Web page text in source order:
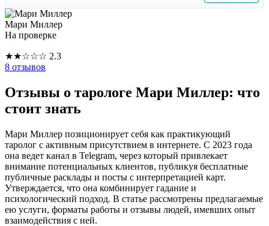
Мари Миллер
На проверке
★★☆☆☆ 2.3
8 отзывов
Отзывы о тарологе Мари Миллер: что
стоит знать
Мари Миллер позиционирует себя как практикующий
таролог с активным присутствием в интернете. С 2023 года
она ведет канал в Telegram, через который привлекает
внимание потенциальных клиентов, публикуя бесплатные
публичные расклады и посты с интерпретацией карт.
Утверждается, что она комбинирует гадание и
психологический подход. В статье рассмотрены предлагаемые
ею услуги, форматы работы и отзывы людей, имевших опыт
взаимодействия с ней.